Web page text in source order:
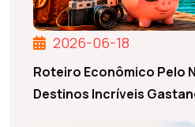
2026-06-18
Roteiro Econômico Pelo
Destinos Incríveis